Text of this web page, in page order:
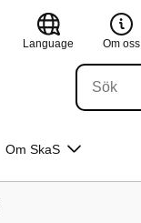
Language Om oss
Om SkaS